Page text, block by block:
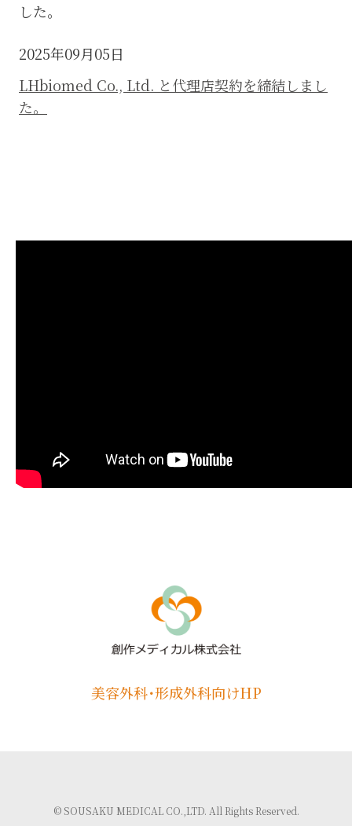
した。
2025年09月05日
LHbiomed Co., Ltd. と代理店契約を締結しまし
た。
美容外科･形成外科向けHP
© SOUSAKU MEDICAL CO.,LTD. All Rights Reserved.